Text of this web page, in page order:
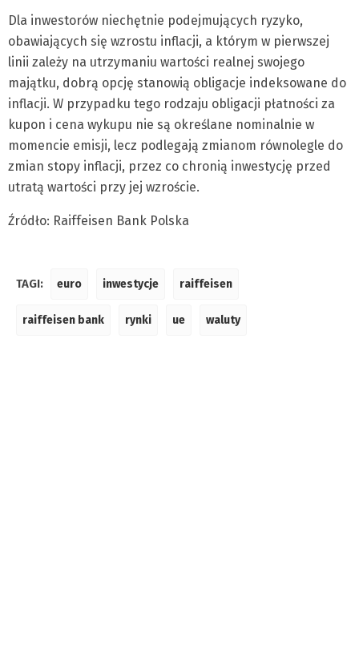
Dla inwestorów niechętnie podejmujących ryzyko,
obawiających się wzrostu inflacji, a którym w pierwszej
linii zależy na utrzymaniu wartości realnej swojego
majątku, dobrą opcję stanowią obligacje indeksowane do
inflacji. W przypadku tego rodzaju obligacji płatności za
kupon i cena wykupu nie są określane nominalnie w
momencie emisji, lecz podlegają zmianom równolegle do
zmian stopy inflacji, przez co chronią inwestycję przed
utratą wartości przy jej wzroście.
Źródło: Raiffeisen Bank Polska
TAGI: euro inwestycje raiffeisen
raiffeisen bank rynki ue waluty